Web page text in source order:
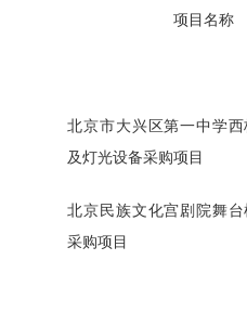
项目名称
北京市大兴区第一中学
及灯光设备采购项目
北京民族文化宫剧院舞
采购项目